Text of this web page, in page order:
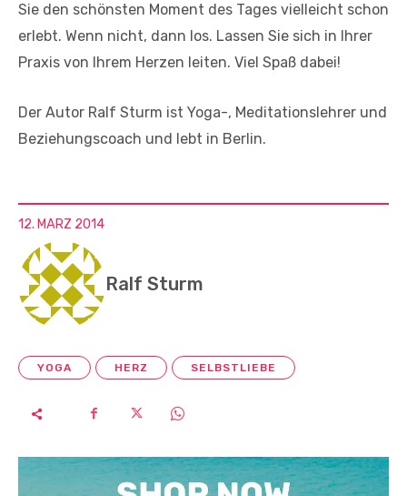
Sie den schönsten Moment des Tages vielleicht schon
erlebt. Wenn nicht, dann los. Lassen Sie sich in Ihrer
Praxis von Ihrem Herzen leiten. Viel Spaß dabei!
Der Autor Ralf Sturm ist Yoga-, Meditationslehrer und
Beziehungscoach und lebt in Berlin.
12. MÄRZ 2014
Ralf Sturm
YOGA HERZ SELBSTLIEBE